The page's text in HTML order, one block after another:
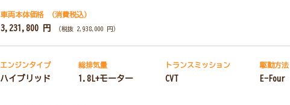
車両本体価格 （消費税込）
3,231,800 円 （税抜 2,938,000 円）
エンジンタイプ
ハイブリッド
総排気量
1.8L+モーター
トランス ミッション
CVT
駆動方法
E-Four